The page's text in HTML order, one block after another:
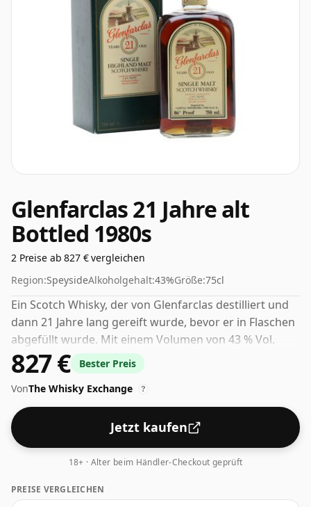
Glenfarclas 21 Jahre alt
Bottled 1980s
2 Preise ab 827 € vergleichen
Region:SpeysideAlkoholgehalt:43%Größe:75cl
Ein Scotch Whisky, der von Glenfarclas destilliert und
dann 21 Jahre lang gereift wurde, bevor er in Flaschen
abgefüllt wurde. Mit einem Volumen von 43 % Vol.
wird dieser Whisky in optimaler Trinkstärke abgefüllt.
Pur oder mit einem Tropfen Wasser genießen.
827 €
Bester Preis
VonThe Whisky Exchange ?
Jetzt kaufen
18+ · Alter beim Händler-Checkout geprüft
PREISE VERGLEICHEN